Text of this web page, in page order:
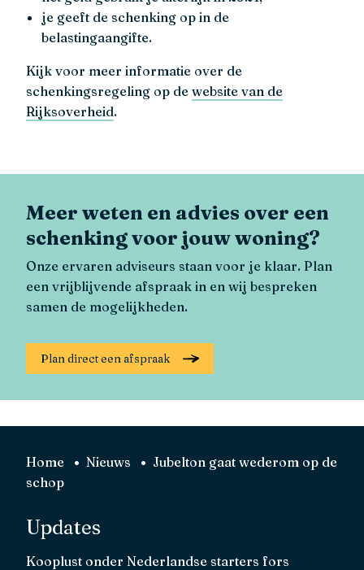
je geeft de schenking op in de
belastingaangifte.
Kijk voor meer informatie over de
schenkingsregeling op de website van de
Rijksoverheid.
Meer weten en advies over een
schenking voor jouw woning?
Onze ervaren adviseurs staan voor je klaar. Plan
een vrijblijvende afspraak in en wij bespreken
samen de mogelijkheden.
Plan direct een afspraak
Home Nieuws
Jubelton gaat wederom op de
schop
Updates
Kooplust onder Nederlandse starters fors